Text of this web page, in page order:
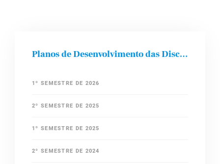
Planos de Desenvolvimento das Disciplinas
1º SEMESTRE DE 2026
2º SEMESTRE DE 2025
1º SEMESTRE DE 2025
2º SEMESTRE DE 2024